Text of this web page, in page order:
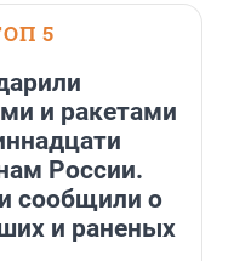
5
и ракетами
России.
сообщили о
и раненых